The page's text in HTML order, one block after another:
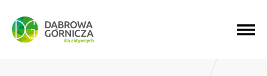
PRZEJDŹ DO MENU GŁÓWNEGO
PRZEJDŹ DO WYSZUKIWARKI
PRZEJDŹ DO TREŚCI